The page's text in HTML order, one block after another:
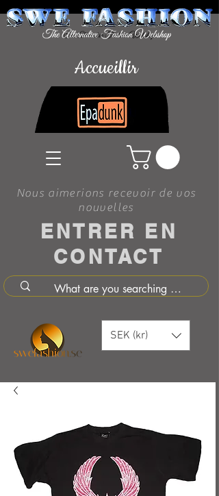
ENTRER EN
CONTACT
Nous aimerions recevoir de vos
nouvelles
Accueillir
SEK (kr)